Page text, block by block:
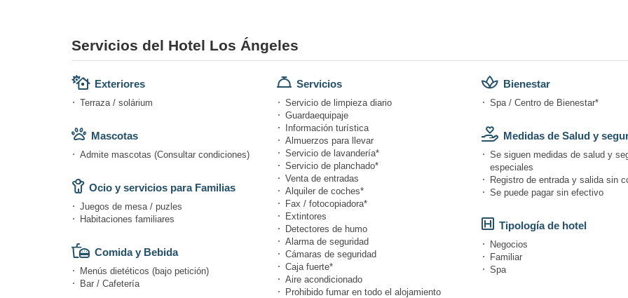
Servicios del Hotel Los Ángeles
Exteriores
Terraza / solárium
Mascotas
Admite mascotas (Consultar condiciones)
Ocio y servicios para Familias
Juegos de mesa / puzles
Habitaciones familiares
Comida y Bebida
Menús dietéticos (bajo petición)
Bar / Cafetería
Servicios
Servicio de limpieza diario
Guardaequipaje
Información turística
Almuerzos para llevar
Servicio de lavandería*
Servicio de planchado*
Venta de entradas
Alquiler de coches*
Fax / fotocopiadora*
Extintores
Detectores de humo
Alarma de seguridad
Cámaras de seguridad
Caja fuerte*
Aire acondicionado
Prohibido fumar en todo el alojamiento
Bienestar
Spa / Centro de Bienestar*
Medidas de Salud y
Se siguen medidas de salud y
especiales
Registro de entrada y salida sin
Se puede pagar sin efectivo
Tipología de hotel
Negocios
Familiar
Spa